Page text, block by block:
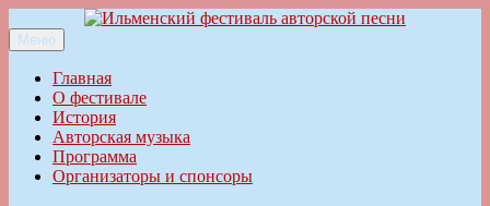
к
содержимому
Ильменский фестиваль авторской песни
Меню
Главная
О фестивале
История
Авторская музыка
Программа
Организаторы и спонсоры